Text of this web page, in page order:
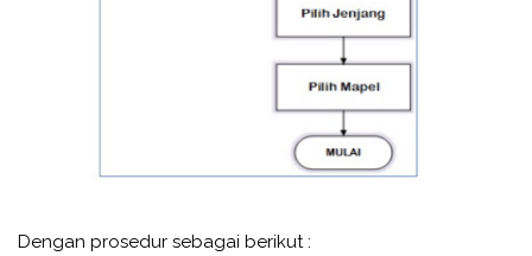
Dengan prosedur sebagai berikut :